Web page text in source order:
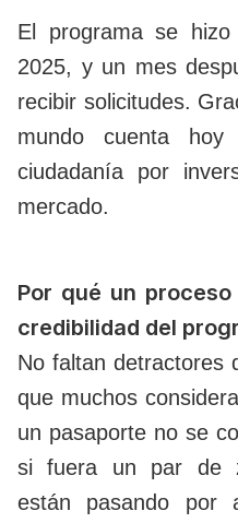
El programa se
2025, y un mes
recibir solicitudes.
mundo cuenta
ciudadanía por
mercado.
Por qué un
credibilidad del
No faltan detractores
que muchos
un pasaporte no se
si fuera un par de
están pasando por